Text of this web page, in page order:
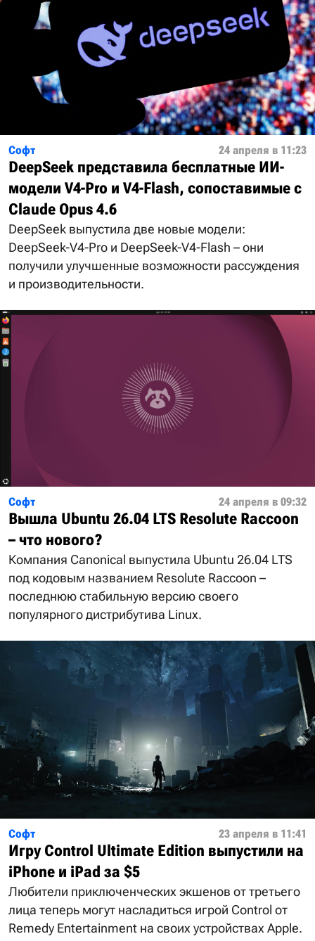
Софт 24 апреля в 11:23
DeepSeek представила бесплатные ИИ-
модели V4-Pro и V4-Flash, сопоставимые с
Claude Opus 4.6
DeepSeek выпустила две новые модели:
DeepSeek-V4-Pro и DeepSeek-V4-Flash – они
получили улучшенные возможности рассуждения
и производительности.
Софт 24 апреля в 09:32
Вышла Ubuntu 26.04 LTS Resolute Raccoon
– что нового?
Компания Canonical выпустила Ubuntu 26.04 LTS
под кодовым названием Resolute Raccoon –
последнюю стабильную версию своего
популярного дистрибутива Linux.
Софт 23 апреля в 11:41
Игру Control Ultimate Edition выпустили на
iPhone и iPad за $5
Любители приключенческих экшенов от третьего
лица теперь могут насладиться игрой Control от
Remedy Entertainment на своих устройствах Apple.